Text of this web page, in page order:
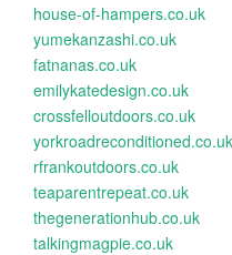
house-of-hampers.co.uk
yumekanzashi.co.uk
fatnanas.co.uk
emilykatedesign.co.uk
crossfelloutdoors.co.uk
yorkroadreconditioned.co.uk
rfrankoutdoors.co.uk
teaparentrepeat.co.uk
thegenerationhub.co.uk
talkingmagpie.co.uk